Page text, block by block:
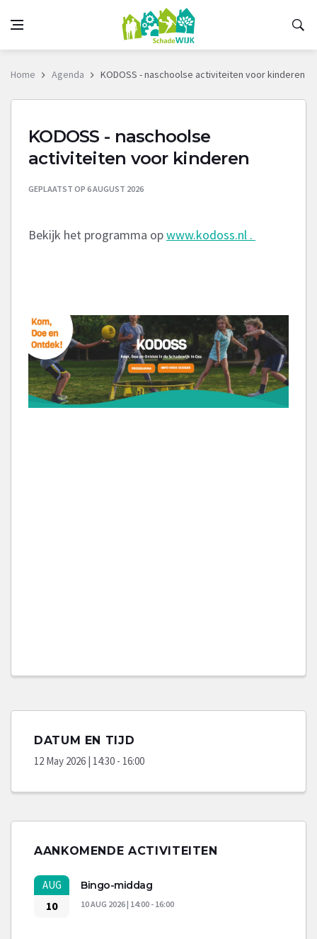
Home Agenda KODOSS - naschoolse activiteiten voor kinderen
KODOSS - naschoolse
activiteiten voor kinderen
GEPLAATST OP 6 AUGUST 2026
Bekijk het programma opwww.kodoss.nl .
DATUM EN TIJD
12 May 2026 | 14:30 - 16:00
AANKOMENDE ACTIVITEITEN
AUG
10
Bingo-middag
10 AUG 2026 | 14:00 - 16:00